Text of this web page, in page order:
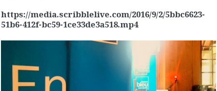
https://media.scribblelive.com/2016/9/2/5bbc6623-
51b6-412f-bc59-1ce33de3a518.mp4